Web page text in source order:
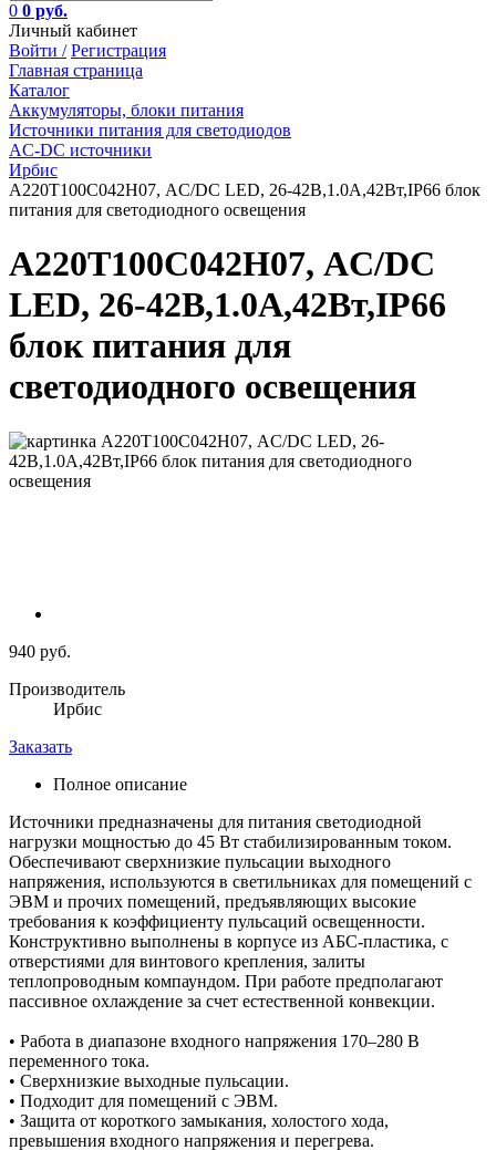
0 0 руб.
Личный кабинет
Войти / Регистрация
Главная страница
Каталог
Аккумуляторы, блоки питания
Источники питания для светодиодов
AC-DC источники
Ирбис
А220Т100С042Н07, AC/DC LED, 26-42В,1.0А,42Вт,IP66 блок
питания для светодиодного освещения
А220Т100С042Н07, AC/DC
LED, 26-42В,1.0А,42Вт,IP66
блок питания для
светодиодного освещения
940 руб.
Производитель
Ирбис
Заказать
Полное описание
Источники предназначены для питания светодиодной
нагрузки мощностью до 45 Вт стабилизированным током.
Обеспечивают сверхнизкие пульсации выходного
напряжения, используются в светильниках для помещений с
ЭВМ и прочих помещений, предъявляющих высокие
требования к коэффициенту пульсаций освещенности.
Конструктивно выполнены в корпусе из АБС-пластика, с
отверстиями для винтового крепления, залиты
теплопроводным компаундом. При работе предполагают
пассивное охлаждение за счет естественной конвекции.
• Работа в диапазоне входного напряжения 170–280 В
переменного тока.
• Сверхнизкие выходные пульсации.
• Подходит для помещений с ЭВМ.
• Защита от короткого замыкания, холостого хода,
превышения входного напряжения и перегрева.